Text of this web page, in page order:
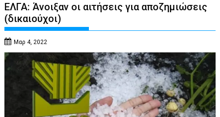
ΕΛΓΑ: Άνοιξαν οι αιτήσεις για αποζημιώσεις
(δικαιούχοι)
Μαρ 4, 2022